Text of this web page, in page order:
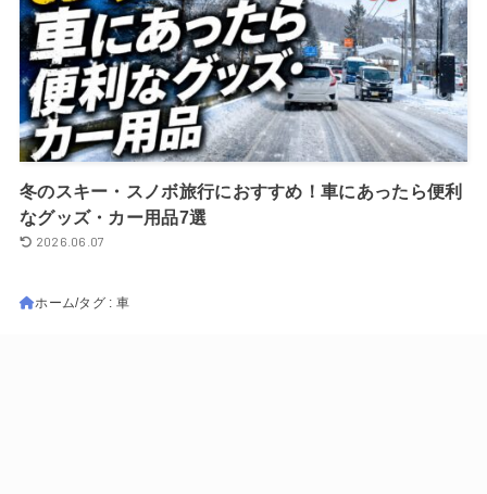
冬のスキー・スノボ旅行におすすめ！車にあったら便利
なグッズ・カー用品7選
2026.06.07
ホーム タグ : 車